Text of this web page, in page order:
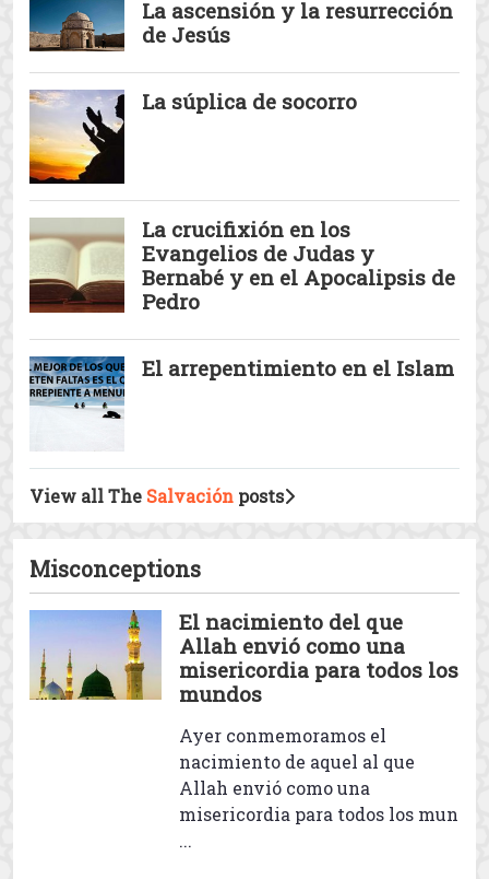
La batalla de Badr
Con la batalla de Badr, Allah estableció las bases
de esta religión, con ella separó lo bueno de lo ...
La ascensión y la resurrección
de Jesús
La crucifixión en los
Evangelios de Judas y
Bernabé y en el Apocalipsis de
Pedro
El arrepentimiento en el Islam
Salvaciónposts